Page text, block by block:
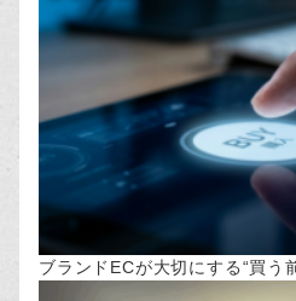
ブランドECが大切にする“買う